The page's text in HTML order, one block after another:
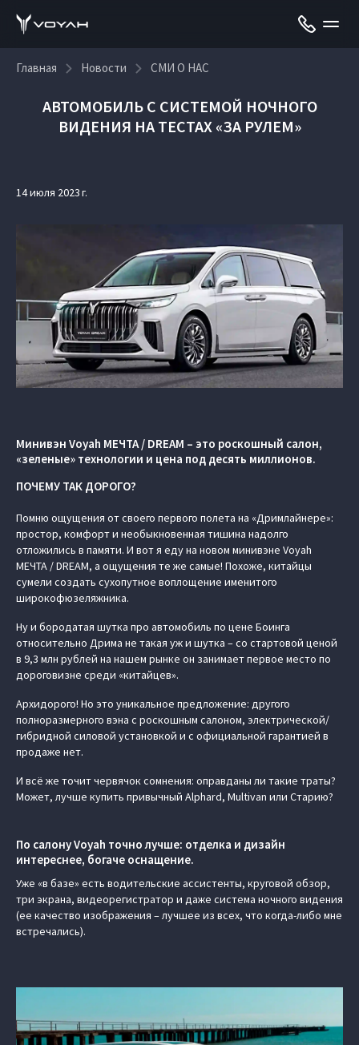
Главная Новости СМИ О НАС
АВТОМОБИЛЬ С СИСТЕМОЙ НОЧНОГО
ВИДЕНИЯ НА ТЕСТАХ «ЗА РУЛЕМ»
14 июля 2023 г.
Минивэн Voyah МЕЧТА / DREAM – это роскошный салон,
«зеленые» технологии и цена под десять миллионов.
ПОЧЕМУ ТАК ДОРОГО?
Помню ощущения от своего первого полета на «Дримлайнере»:
простор, комфорт и необыкновенная тишина надолго
отложились в памяти. И вот я еду на новом минивэне Voyah
МЕЧТА / DREAM, а ощущения те же самые! Похоже, китайцы
сумели создать сухопутное воплощение именитого
широкофюзеляжника.
Ну и бородатая шутка про автомобиль по цене Боинга
относительно Дрима не такая уж и шутка – со стартовой ценой
в 9,3 млн рублей на нашем рынке он занимает первое место по
дороговизне среди «китайцев».
Архидорого! Но это уникальное предложение: другого
полноразмерного вэна с роскошным салоном, электрической/
гибридной силовой установкой и с официальной гарантией в
продаже нет.
И всё же точит червячок сомнения: оправданы ли такие траты?
Может, лучше купить привычный Alphard, Multivan или Старию?
По салону Voyah точно лучше: отделка и дизайн
интереснее, богаче оснащение.
Уже «в базе» есть водительские ассистенты, круговой обзор,
три экрана, видеорегистратор и даже система ночного видения
(ее качество изображения – лучшее из всех, что когда-либо мне
встречались).